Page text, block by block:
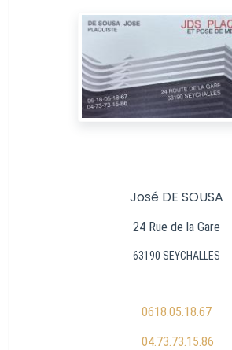
José DE SOUSA
24 Rue de la Gare
63190 SEYCHALLES
0618.05.18.67
04.73.73.15.86